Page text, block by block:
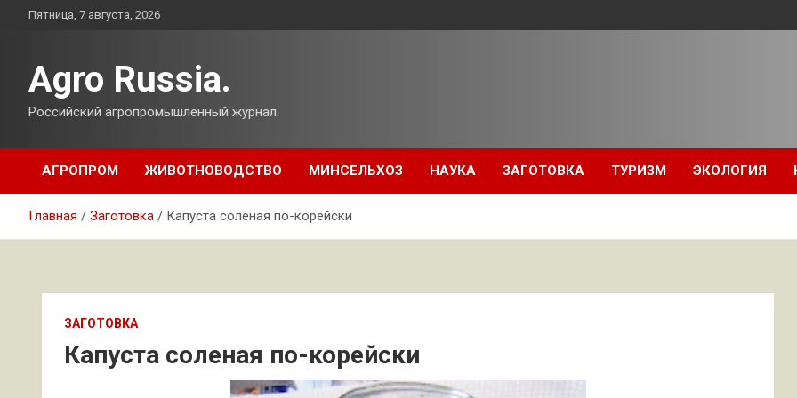
ПерейтиПятница, 7 августа, 2026
Agro Russia.
Российский агропромышленный журнал.
АГРОПРОМ ЖИВОТНОВОДСТВО МИНСЕЛЬХОЗ НАУКА ЗАГОТОВКА ТУРИЗМ ЭКОЛОГИЯ
Главная Заготовка Капуста соленая по-корейски
ЗАГОТОВКА
Капуста соленая по-корейски